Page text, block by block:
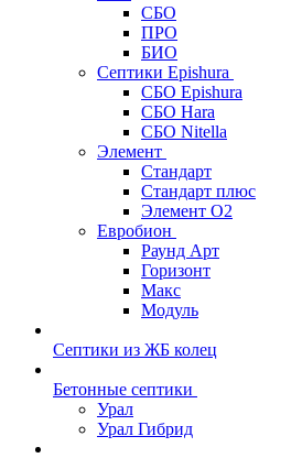
СБО
ПРО
БИО
Септики Epishura
СБО Epishura
СБО Hara
СБО Nitella
Элемент
Стандарт
Стандарт плюс
Элемент О2
Евробион
Раунд Арт
Горизонт
Макс
Модуль
Септики из ЖБ колец
Бетонные септики
Урал
Урал Гибрид